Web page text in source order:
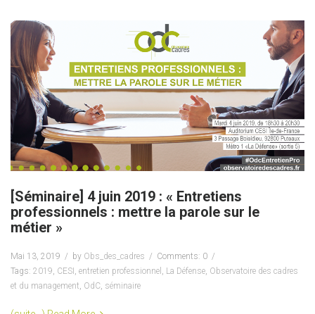
[Séminaire] 4 juin 2019 : « Entretiens
professionnels : mettre la parole sur le
métier »
Mai 13, 2019 by Obs_des_cadres
Comments: 0
Tags: 2019, CESI , entretien professionnel , La Défense, Observatoire des cadres
et du management, OdC, séminaire